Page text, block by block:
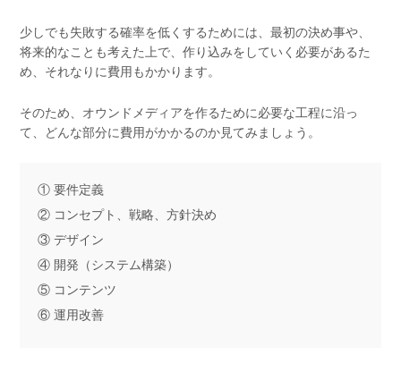
少しでも失敗する確率を低くするためには、最初の決め事や、
将来的なことも考えた上で、作り込みをしていく必要があるた
め、それなりに費用もかかります。
そのため、オウンドメディアを作るために必要な工程に沿っ
て、どんな部分に費用がかかるのか見てみましょう。
① 要件定義
② コンセプト、戦略、方針決め
③ デザイン
④ 開発（システム構築）
⑤ コンテンツ
⑥ 運用改善